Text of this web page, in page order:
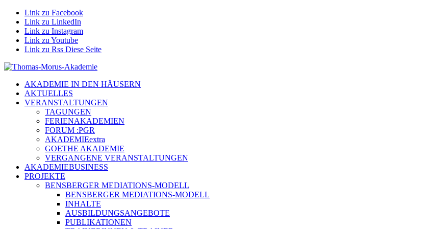
Link zu Facebook
Link zu LinkedIn
Link zu Instagram
Link zu Youtube
Link zu Rss Diese Seite
AKADEMIE IN DEN HÄUSERN
AKTUELLES
VERANSTALTUNGEN
TAGUNGEN
FERIENAKADEMIEN
FORUM :PGR
AKADEMIEextra
GOETHE AKADEMIE
VERGANGENE VERANSTALTUNGEN
AKADEMIEBUSINESS
PROJEKTE
BENSBERGER MEDIATIONS-MODELL
BENSBERGER MEDIATIONS-MODELL
INHALTE
AUSBILDUNGSANGEBOTE
PUBLIKATIONEN